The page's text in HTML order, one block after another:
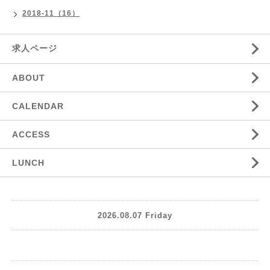
2018-11（16）
求人ページ
ABOUT
CALENDAR
ACCESS
LUNCH
2026.08.07 Friday